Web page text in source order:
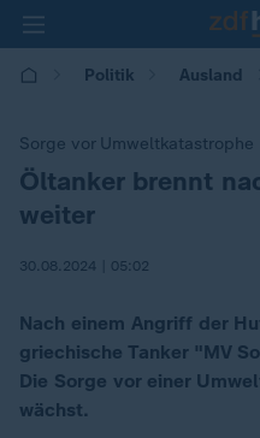
Politik Ausland
Sorge vor Umweltkatastrophe
:
Öltanker brennt
weiter
30.08.2024 | 05:02
Nach einem Angriff der
griechische Tanker "MV
Die Sorge vor einer
wächst.